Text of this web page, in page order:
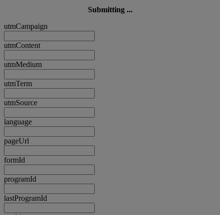
Submitting ...
utmCampaign
utmContent
utmMedium
utmTerm
utmSource
language
pageUrl
formId
programId
lastProgramId